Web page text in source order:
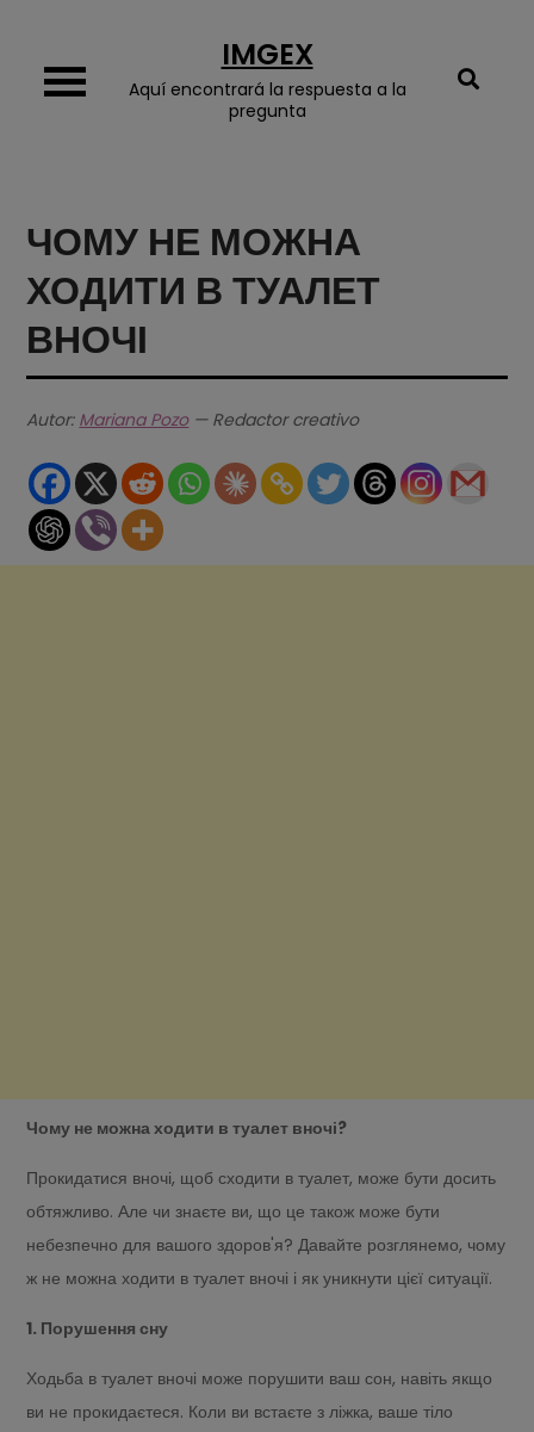
content
IMGEX
Aquí encontrará la respuesta a la
pregunta
ЧОМУ НЕ МОЖНА
ХОДИТИ В ТУАЛЕТ
ВНОЧІ
Autor: Mariana Pozo— Redactor creativo
Чому не можна ходити в туалет вночі?
Прокидатися вночі, щоб сходити в туалет, може бути досить
обтяжливо. Але чи знаєте ви, що це також може бути
небезпечно для вашого здоров'я? Давайте розглянемо, чому
ж не можна ходити в туалет вночі і як уникнути цієї ситуації.
1. Порушення сну
Ходьба в туалет вночі може порушити ваш сон, навіть якщо
ви не прокидаєтеся. Коли ви встаєте з ліжка, ваше тіло